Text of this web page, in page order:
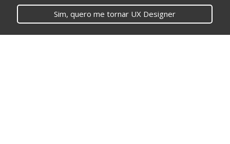
Sim, quero me tornar UX Designer